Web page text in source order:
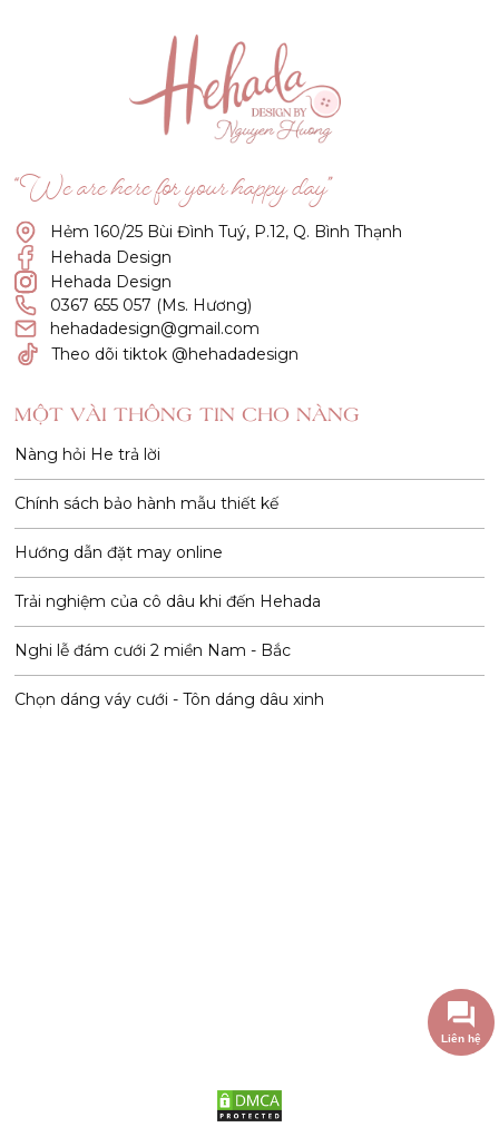
Liên hệ
“We are here for your happy day”
Hẻm 160/25 Bùi Đình Tuý, P.12, Q. Bình Thạnh
Hehada Design
Hehada Design
0367 655 057 (Ms. Hương)
hehadadesign@gmail.com
Theo dõi tiktok @hehadadesign
MỘT VÀI THÔNG TIN CHO NÀNG
Nàng hỏi He trả lời
Chính sách bảo hành mẫu thiết kế
Hướng dẫn đặt may online
Trải nghiệm của cô dâu khi đến Hehada
Nghi lễ đám cưới 2 miền Nam - Bắc
Chọn dáng váy cưới - Tôn dáng dâu xinh